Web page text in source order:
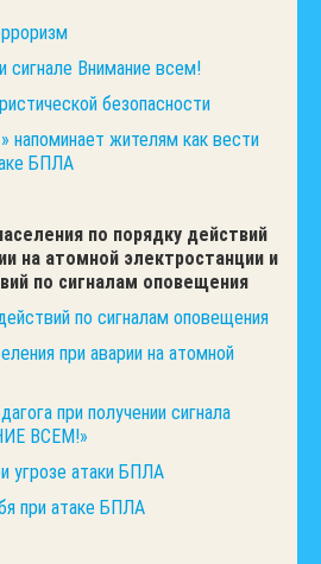
сигнале Внимание всем!
безопасности
жителям как вести
БПЛА
по порядку действий
на атомной электростанции и
по сигналам оповещения
по сигналам оповещения
при аварии на атомной
при получении сигнала
ВСЕМ!»
угрозе атаки БПЛА
при атаке БПЛА